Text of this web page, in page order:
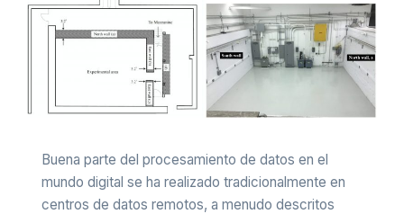
Buena parte del procesamiento de datos en el
mundo digital se ha realizado tradicionalmente en
centros de datos remotos, a menudo descritos